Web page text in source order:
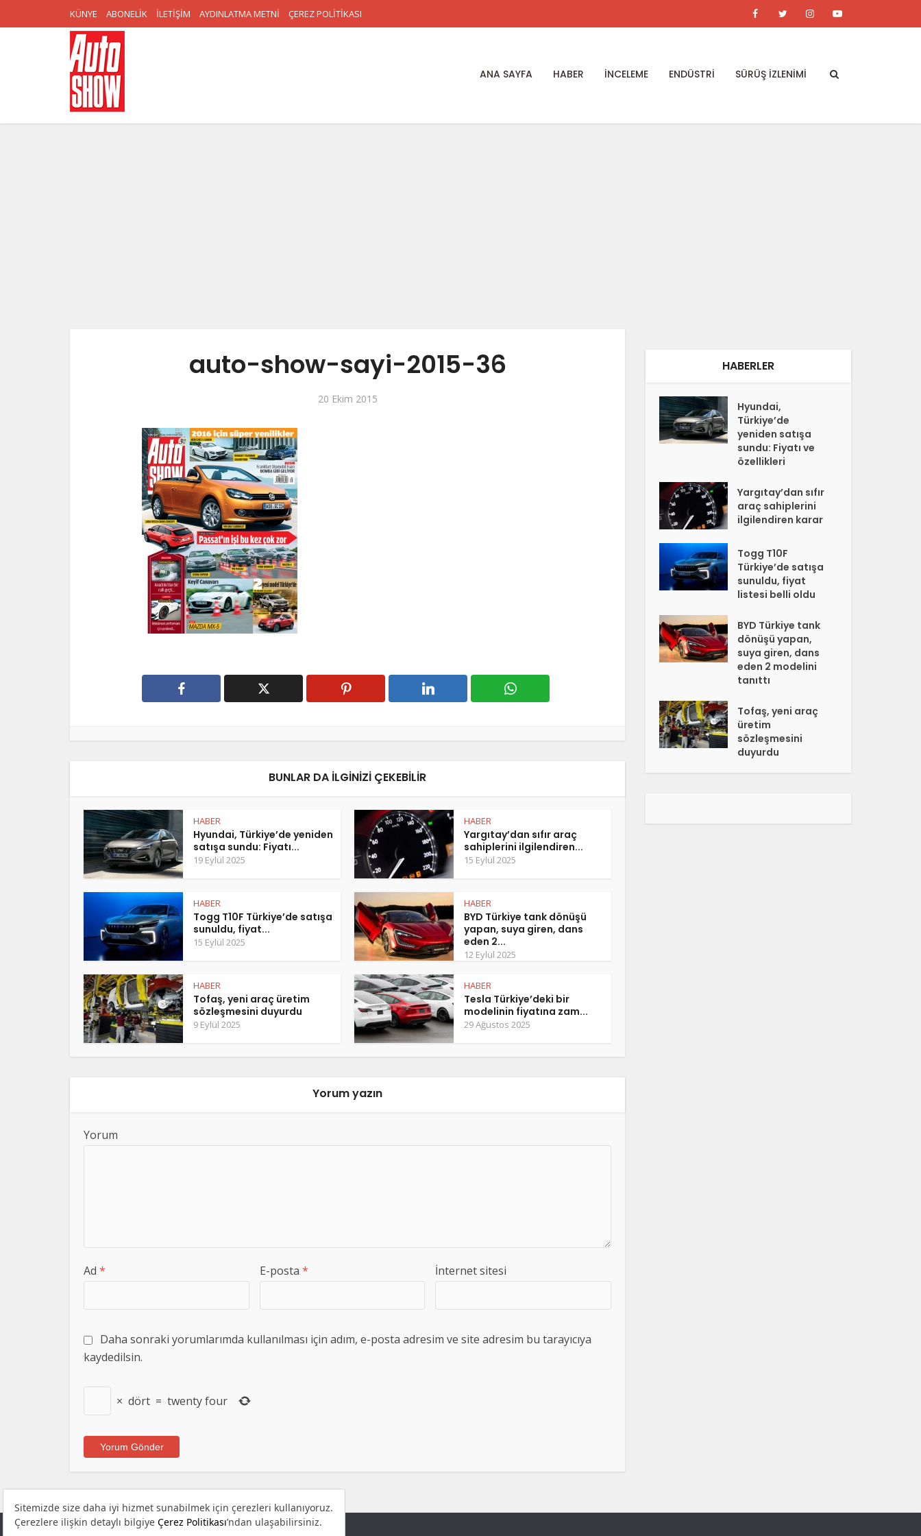
KÜNYE ABONELİK İLETİŞİM AYDINLATMA METNİ ÇEREZ POLİTİKASI
ANA SAYFA HABER İNCELEME ENDÜSTRİ SÜRÜŞ İZLENİMİ
auto-show-sayi-2015-36
20 Ekim 2015
BUNLAR DA ILGINIZI ÇEKEBILIR
HABER
Hyundai, Türkiye’de yeniden
satışa sundu: Fiyatı...
19 Eylül 2025
HABER
Yargıtay’dan sıfır araç
sahiplerini ilgilendiren...
15 Eylül 2025
HABER
Togg T10F Türkiye’de satışa
sunuldu, fiyat...
15 Eylül 2025
HABER
BYD Türkiye tank dönüşü
yapan, suya giren, dans
eden 2...
12 Eylül 2025
HABER
Tofaş, yeni araç üretim
sözleşmesini duyurdu
9 Eylül 2025
HABER
Tesla Türkiye’deki bir
modelinin fiyatına zam...
29 Ağustos 2025
Yorum yazın
Yorum
Ad * E-posta * İnternet sitesi
Daha sonraki yorumlarımda kullanılması için adım, e-posta adresim ve site adresim bu tarayıcıya
kaydedilsin.
× dört = twenty four
HABERLER
Hyundai,
Türkiye’de
yeniden satışa
sundu: Fiyatı ve
özellikleri
Yargıtay’dan sıfır
araç sahiplerini
ilgilendiren karar
Togg T10F
Türkiye’de satışa
sunuldu, fiyat
listesi belli oldu
BYD Türkiye tank
dönüşü yapan,
suya giren, dans
eden 2 modelini
tanıttı
Tofaş, yeni araç
üretim
sözleşmesini
duyurdu